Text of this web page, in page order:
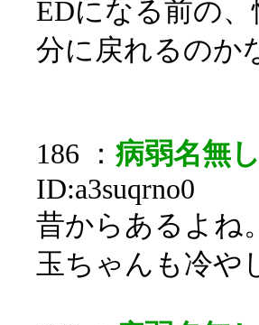
EDになる前の
分に戻れるのか
186 ： 病弱名無
ID:a3suqrno0
昔からあるよね
玉ちゃんも冷や